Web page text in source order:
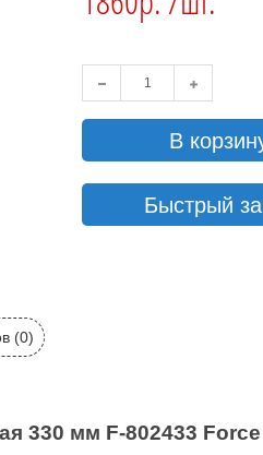
В
Быстрый
(0)
330 мм F-802433 Force